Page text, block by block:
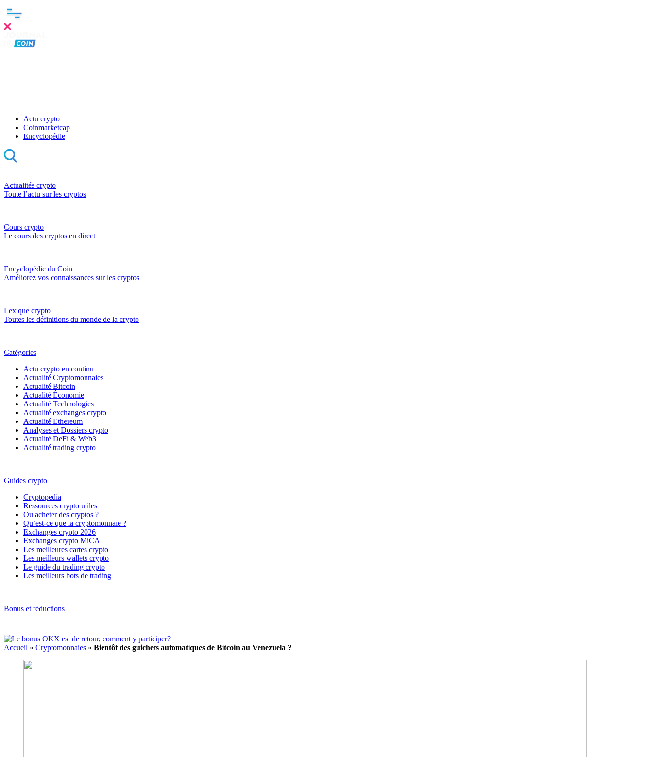
Actu crypto
Coinmarketcap
Encyclopédie
Actualités crypto
Toute l’actu sur les cryptos
Cours crypto
Le cours des cryptos en direct
Encyclopédie du Coin
Améliorez vos connaissances sur les cryptos
Lexique crypto
Toutes les définitions du monde de la crypto
Catégories
Actu crypto en continu
Actualité Cryptomonnaies
Actualité Bitcoin
Actualité Économie
Actualité Technologies
Actualité exchanges crypto
Actualité Ethereum
Analyses et Dossiers crypto
Actualité DeFi & Web3
Actualité trading crypto
Guides crypto
Cryptopedia
Ressources crypto utiles
Ou acheter des cryptos ?
Qu’est-ce que la cryptomonnaie ?
Exchanges crypto 2026
Exchanges crypto MiCA
Les meilleures cartes crypto
Les meilleurs wallets crypto
Le guide du trading crypto
Les meilleurs bots de trading
Bonus et réductions
Accueil » Cryptomonnaies » Bientôt des guichets automatiques de Bitcoin au Venezuela ?